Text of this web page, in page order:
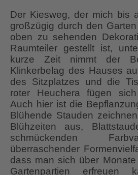
Der Kiesweg, der mich bis
großzügig durch den
oben zu sehenden
Raumteiler gestellt ist,
kurze Zeit nimmt der
Klinkerbelag des Hauses
des Sitzplatzes und die
roter Heuchera fügen
Auch hier ist die
Blühende Stauden
Blühzeiten aus,
schmückenden
überraschender
dass man sich über
Gartenpartien erfreuen